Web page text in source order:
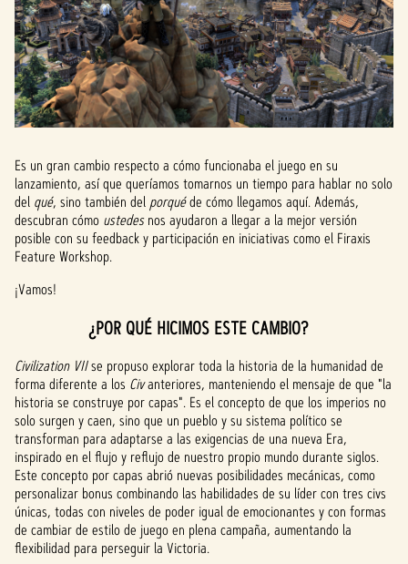
Es un gran cambio respecto a cómo funcionaba el juego en su
lanzamiento, así que queríamos tomarnos un tiempo para hablar no solo
del qué, sino también del porquéde cómo llegamos aquí. Además,
descubran cómo ustedesnos ayudaron a llegar a la mejor versión
posible con su feedback y participación en iniciativas como el Firaxis
Feature Workshop.
¡Vamos!
¿POR QUÉ HICIMOS ESTE CAMBIO?
Civilization VIIse propuso explorar toda la historia de la humanidad de
forma diferente a los Civanteriores, manteniendo el mensaje de que "la
historia se construye por capas". Es el concepto de que los imperios no
solo surgen y caen, sino que un pueblo y su sistema político se
transforman para adaptarse a las exigencias de una nueva Era,
inspirado en el flujo y reflujo de nuestro propio mundo durante siglos.
Este concepto por capas abrió nuevas posibilidades mecánicas, como
personalizar bonus combinando las habilidades de su líder con tres civs
únicas, todas con niveles de poder igual de emocionantes y con formas
de cambiar de estilo de juego en plena campaña, aumentando la
flexibilidad para perseguir la Victoria.